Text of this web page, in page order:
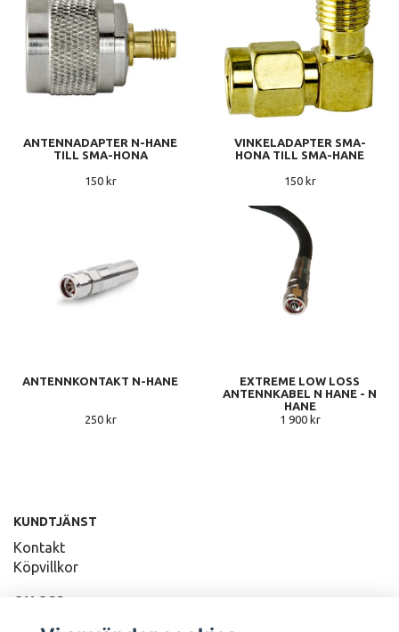
ANTENNADAPTER N-HANE
TILL SMA-HONA
150 kr
VINKELADAPTER SMA-
HONA TILL SMA-HANE
150 kr
ANTENNKONTAKT N-HANE
250 kr
EXTREME LOW LOSS
ANTENNKABEL N HANE - N
HANE
1 900 kr
KUNDTJÄNST
Kontakt
Köpvillkor
OM OSS
Vi fokuserar på kvalitet och kunskap!